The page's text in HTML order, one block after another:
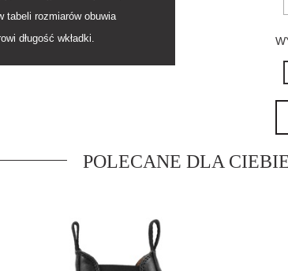
tabeli rozmiarów obuwia
długość wkładki.
POLECANE DLA